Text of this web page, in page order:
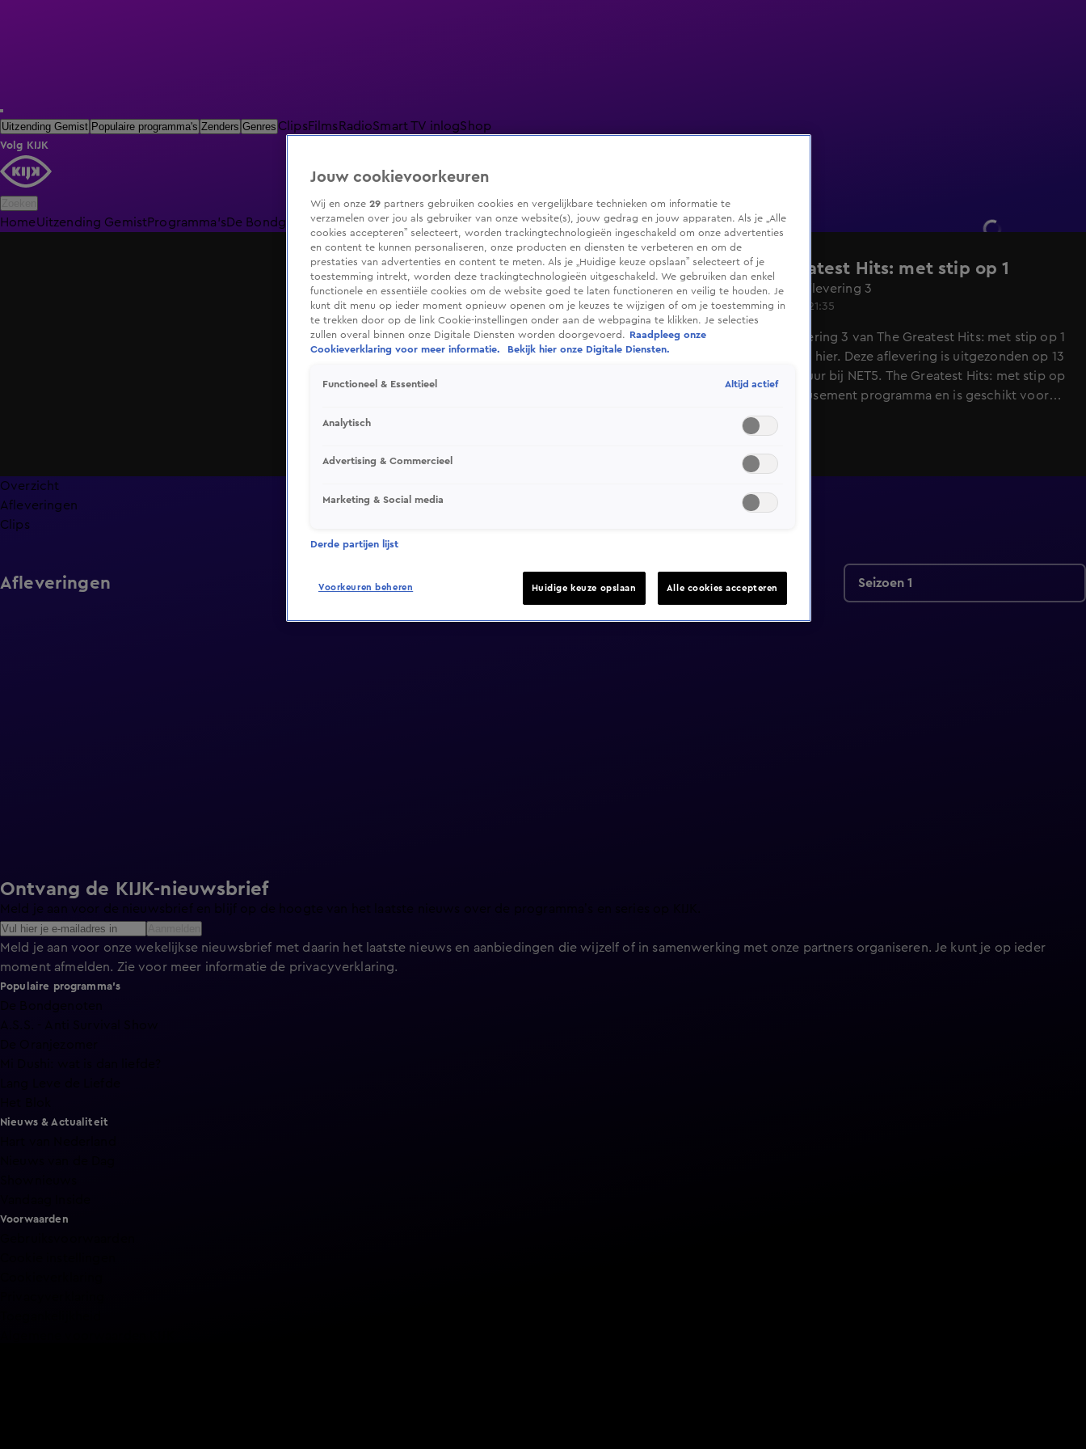
Uitzending Gemist Populaire programma's Zenders Genres ClipsFilms RadioSmart TV inlogShop
Volg KIJK
HomeUitzending GemistProgramma's De BondgenotenDe OranjezomerLivestreamsShop
The Greatest Hits: met stip op 1
Seizoen 1, aflevering 3
13 apr 2022, 21:35
Bekijk aflevering 3 van The Greatest Hits: met stip op 1
uit seizoen 1 hier. Deze aflevering is uitgezonden op 13
april, 21:35 uur bij NET5. The Greatest Hits: met stip op
1 is een Amusement programma en is geschikt voor
alle leeftijden
Overzicht
Afleveringen
Clips
Afleveringen Seizoen 1
Ontvang de KIJK-nieuwsbrief
Meld je aan voor de nieuwsbrief en blijf op de hoogte van het laatste nieuws over de programma’s en series op KIJK.
Meld je aan voor onze wekelijkse nieuwsbrief met daarin het laatste nieuws en aanbiedingen die wijzelf of in samenwerking met onze partners organiseren. Je kunt je op ieder
moment afmelden. Zie voor meer informatie de privacyverklaring.
Populaire programma's
Nieuws & Actualiteit
Voorwaarden
Jouw cookievoorkeuren
Wij en onze 29 partners gebruiken cookies en vergelijkbare technieken om informatie te
verzamelen over jou als gebruiker van onze website(s), jouw gedrag en jouw apparaten. Als je „Alle
cookies accepteren” selecteert, worden trackingtechnologieën ingeschakeld om onze advertenties
en content te kunnen personaliseren, onze producten en diensten te verbeteren en om de
prestaties van advertenties en content te meten. Als je „Huidige keuze opslaan” selecteert of je
toestemming intrekt, worden deze trackingtechnologieën uitgeschakeld. We gebruiken dan enkel
functionele en essentiële cookies om de website goed te laten functioneren en veilig te houden. Je
kunt dit menu op ieder moment opnieuw openen om je keuzes te wijzigen of om je toestemming in
te trekken door op de link Cookie-instellingen onder aan de webpagina te klikken. Je selecties
zullen overal binnen onze Digitale Diensten worden doorgevoerd.
Raadpleeg onze
Cookieverklaring voor meer informatie.
Bekijk hier onze Digitale Diensten.
Functioneel & Essentieel Altijd actief
Analytisch
Advertising & Commercieel
Marketing & Social media
Derde partijen lijst
Voorkeuren beheren Huidige keuze opslaan Alle cookies accepteren